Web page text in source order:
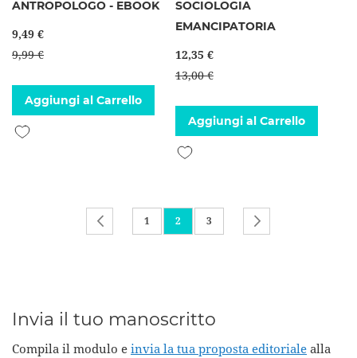
ANTROPOLOGO - EBOOK
9,49 €
9,99 €
Aggiungi al Carrello
Aggiungi alla lista desideri
SOCIOLOGIA
EMANCIPATORIA
12,35 €
13,00 €
Aggiungi al Carrello
Aggiungi alla lista desideri
Pagina Pagina
Precedente
Pagina
1 Attualmente stai leggendo la pagina
2 Pagina
3
Invia il tuo manoscritto
Compila il modulo e invia la tua proposta editoriale alla